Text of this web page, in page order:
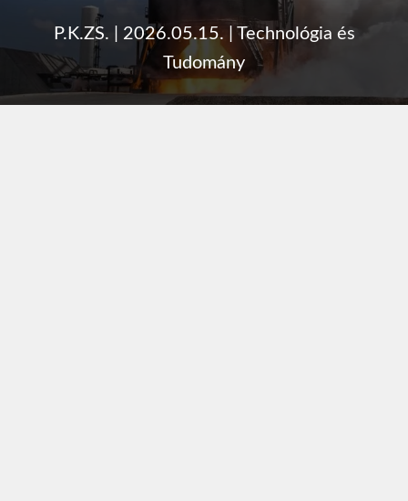
P.K.ZS. 2026.05.15.
Technológia és
Tudomány